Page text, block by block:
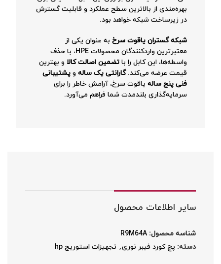
بهره‌مندی از بالاترین سطح عملکرد و قابلیت گسترش
در زیرساخت شبکه خواهد بود.
شبکه گستران یاقوت سرخ به عنوان یکی از
معتبرترین واردکنندگان محصولات HPE، با حذف
واسطه‌ها، این کابل را با تضمین اصالت کالا و بهترین
قیمت عرضه می‌کند.گارانتی یک ساله و پشتیبانی
فنی پنج ساله یاقوت سرخ، آرامش خاطر را برای
سرمایه‌گذاری بلندمدت شما فراهم می‌آورد.
سایر اطلاعات محصول
شناسه محصول: R9M64A
دسته: پچ کورد فیبر نوری, تجهیزات استوریج hp